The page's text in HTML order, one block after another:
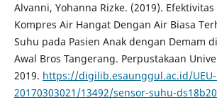
Alvanni, Yohanna Rizke. (2019).
Kompres Air Hangat Dengan Air Biasa
Suhu pada Pasien Anak dengan Demam
Awal Bros Tangerang. Perpustakaan
2019. https://digilib.esaunggul.ac.id/
20170303021/13492/sensor-suhu-ds18b20